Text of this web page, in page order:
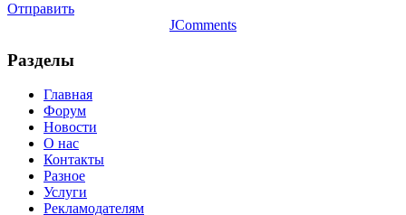
Отправить
JComments
Разделы
Главная
Форум
Новости
О нас
Контакты
Разное
Услуги
Рекламодателям